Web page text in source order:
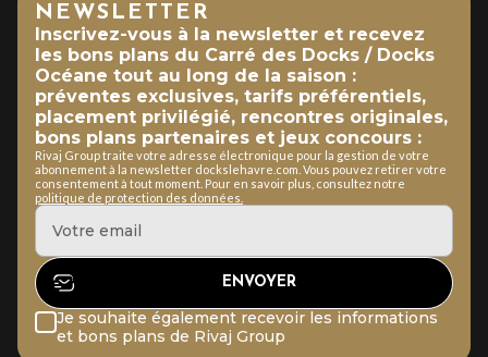
NEWSLETTER
Inscrivez-vous à la newsletter et recevez
les bons plans du Carré des Docks / Docks
Océane tout au long de la saison :
préventes exclusives, tarifs préférentiels,
placement privilégié, rencontres originales,
bons plans partenaires et jeux concours :
Rivaj Group traite votre adresse électronique pour la gestion de votre
abonnement à la newsletter dockslehavre.com. Vous pouvez retirer votre
consentement à tout moment. Pour en savoir plus, consultez notre
politique de protection des données.
Je souhaite également recevoir les informations
et bons plans de Rivaj Group